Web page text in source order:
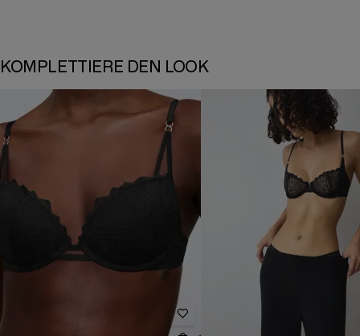
KOMPLETTIERE DEN LOOK